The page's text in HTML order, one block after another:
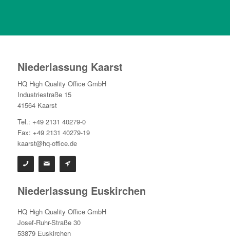
Niederlassung Kaarst
HQ High Quality Office GmbH
Industriestraße 15
41564 Kaarst
Tel.: +49 2131 40279-0
Fax: +49 2131 40279-19
kaarst@hq-office.de
Niederlassung Euskirchen
HQ High Quality Office GmbH
Josef-Ruhr-Straße 30
53879 Euskirchen